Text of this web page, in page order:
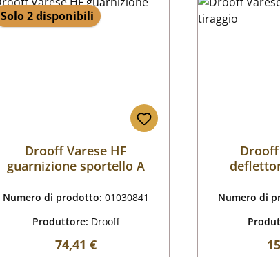
Solo 2 disponibili
Drooff Varese HF
guarnizione sportello A
Numero di prodotto:01030841
Produttore: Drooff
Prezzo normale:
74,41 €
Drooff
Numero di